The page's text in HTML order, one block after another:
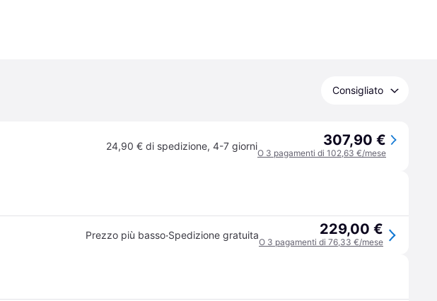
Consigliato
24,90 € di spedizione, 4-7 giorni 307,90 €
O 3 pagamenti di 102,63 €/mese
Prezzo più basso·Spedizione gratuita 229,00 €
O 3 pagamenti di 76,33 €/mese